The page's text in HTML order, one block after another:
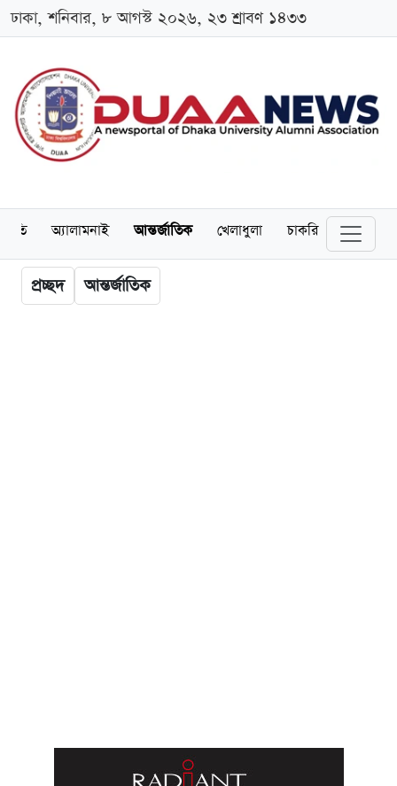
ঢাকা, শনিবার, ৮ আগস্ট ২০২৬, ২৩ শ্রাবণ ১৪৩৩
অ্যালামনাই আন্তর্জাতিক খেলাধুলা চাকরি স্কলারশিপ
প্রচ্ছদ আন্তর্জাতিক